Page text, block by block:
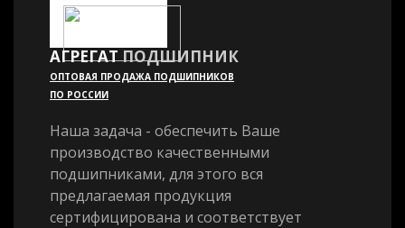
АГРЕГАТПОДШИПНИК
ОПТОВАЯ ПРОДАЖА ПОДШИПНИКОВ
ПО РОССИИ
Наша задача - обеспечить Ваше
производство качественными
подшипниками, для этого вся
предлагаемая продукция
сертифицирована и соответствует